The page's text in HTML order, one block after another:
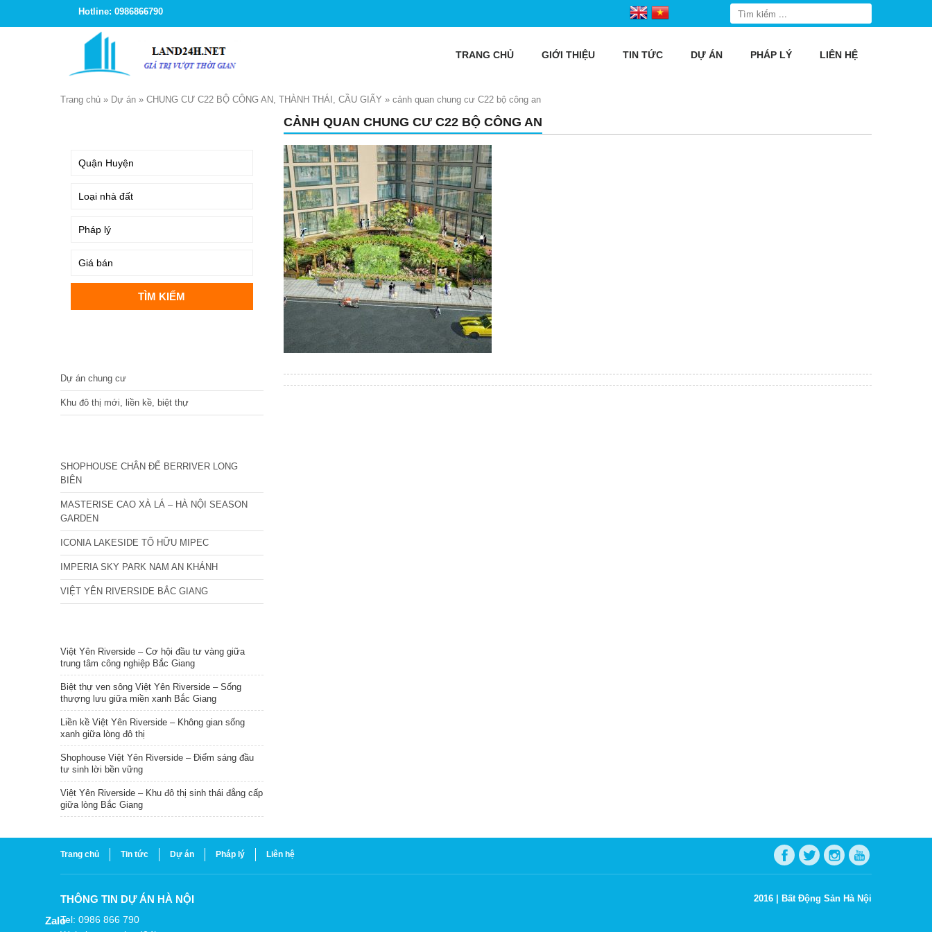
Hotline: 0986866790
TRANG CHỦ GIỚI THIỆU TIN TỨC DỰ ÁN PHÁP LÝ LIÊN HỆ
Trang chủ » Dự án » CHUNG CƯ C22 BỘ CÔNG AN, THÀNH THÁI, CẦU GIẤY » cảnh quan chung cư C22 bộ công an
CẢNH QUAN CHUNG CƯ C22 BỘ CÔNG AN
Dự án chung cư
Khu đô thị mới, liền kề, biệt thự
SHOPHOUSE CHÂN ĐẾ BERRIVER LONG
BIÊN
MASTERISE CAO XÀ LÁ – HÀ NỘI SEASON
GARDEN
ICONIA LAKESIDE TỐ HỮU MIPEC
IMPERIA SKY PARK NAM AN KHÁNH
VIỆT YÊN RIVERSIDE BẮC GIANG
Việt Yên Riverside – Cơ hội đầu tư vàng giữa
trung tâm công nghiệp Bắc Giang
Biệt thự ven sông Việt Yên Riverside – Sống
thượng lưu giữa miền xanh Bắc Giang
Liền kề Việt Yên Riverside – Không gian sống
xanh giữa lòng đô thị
Shophouse Việt Yên Riverside – Điểm sáng đầu
tư sinh lời bền vững
Việt Yên Riverside – Khu đô thị sinh thái đẳng cấp
giữa lòng Bắc Giang
Trang chủ Tin tức Dự án Pháp lý Liên hệ
THÔNG TIN DỰ ÁN HÀ NỘI
Tel: 0986 866 790
2016 | Bất Động Sản Hà Nội
Zalo